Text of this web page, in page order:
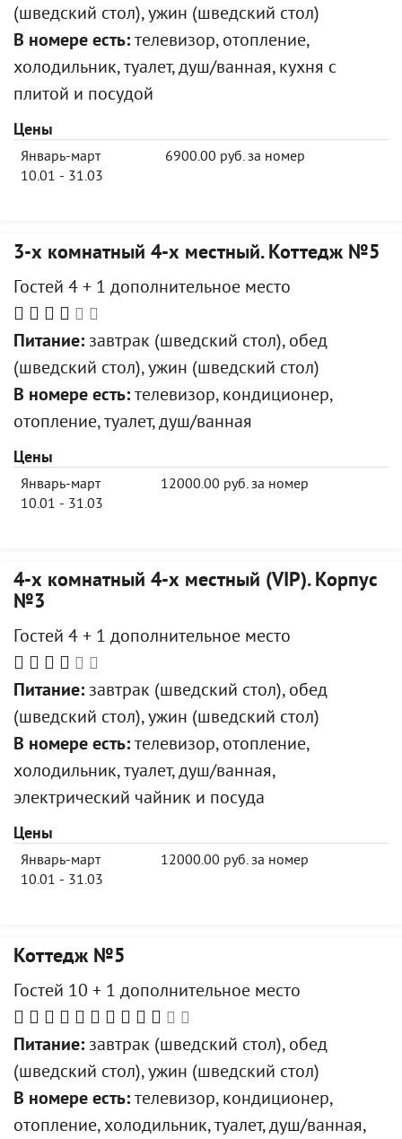
(шведский стол), ужин (шведский стол)
В номере есть: телевизор, отопление,
холодильник, туалет, душ/ванная, кухня с
плитой и посудой
Цены
Январь-март
10.01 - 31.03
6900.00 руб. за номер
3-х комнатный 4-х местный. Коттедж №5
Гостей 4 + 1 дополнительное место
Питание: завтрак (шведский стол), обед
(шведский стол), ужин (шведский стол)
В номере есть: телевизор, кондиционер,
отопление, туалет, душ/ванная
Цены
Январь-март
10.01 - 31.03
12000.00 руб. за номер
4-х комнатный 4-х местный (VIP). Корпус
№3
Гостей 4 + 1 дополнительное место
Питание: завтрак (шведский стол), обед
(шведский стол), ужин (шведский стол)
В номере есть: телевизор, отопление,
холодильник, туалет, душ/ванная,
электрический чайник и посуда
Цены
Январь-март
10.01 - 31.03
12000.00 руб. за номер
Коттедж №5
Гостей 10 + 1 дополнительное место
Питание: завтрак (шведский стол), обед
(шведский стол), ужин (шведский стол)
В номере есть: телевизор, кондиционер,
отопление, холодильник, туалет, душ/ванная,